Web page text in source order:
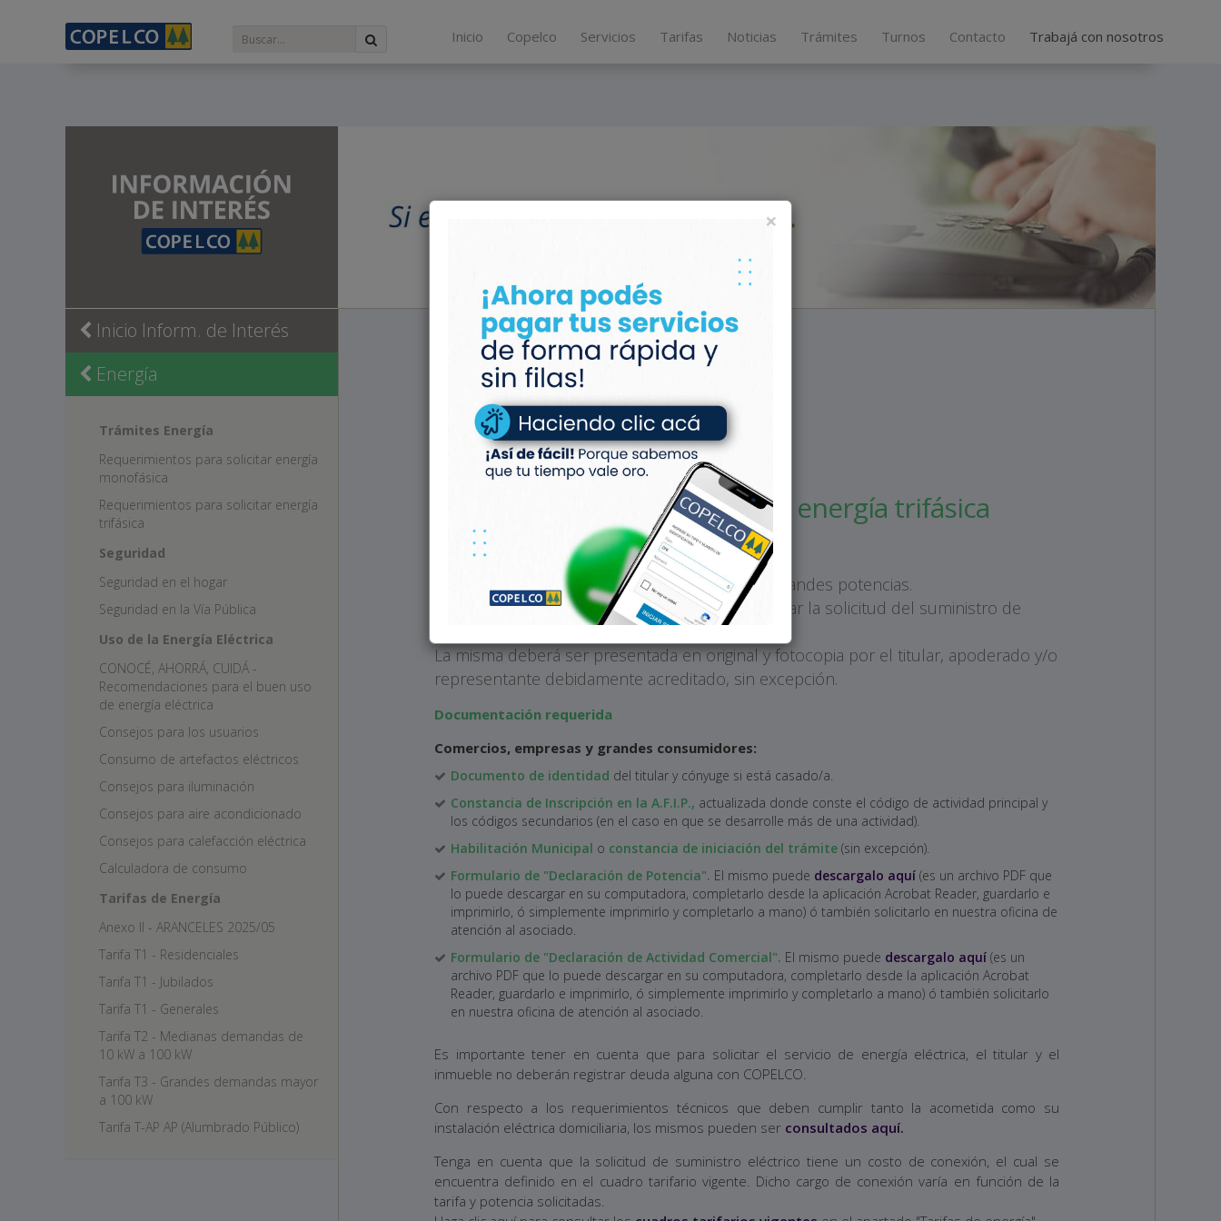
×
Inicio Copelco Servicios Tarifas Noticias Trámites Turnos Contacto Trabajá con nosotros
Inicio Inform. de Interés
Energía
Trámites Energía
Requerimientos para solicitar energía
monofásica
Requerimientos para solicitar energía
trifásica
Seguridad
Seguridad en el hogar
Seguridad en la Vía Pública
Uso de la Energía Eléctrica
CONOCÉ, AHORRÁ, CUIDÁ -
Recomendaciones para el buen uso
de energía eléctrica
Consejos para los usuarios
Consumo de artefactos eléctricos
Consejos para iluminación
Consejos para aire acondicionado
Consejos para calefacción eléctrica
Calculadora de consumo
Tarifas de Energía
Anexo II - ARANCELES 2025/05
Tarifa T1 - Residenciales
Tarifa T1 - Jubilados
Tarifa T1 - Generales
Tarifa T2 - Medianas demandas de
10 kW a 100 kW
Tarifa T3 - Grandes demandas mayor
a 100 kW
Tarifa T-AP AP (Alumbrado Público)
Información de interés
Energía
Trámites Energía
Requerimientos para solicitar energía trifásica
Usualmente para uso comercial, empresas o grandes potencias.
Detalle de documentación requerida para realizar la solicitud del suministro de
energía eléctrica trifásica.
La misma deberá ser presentada en original y fotocopia por el titular, apoderado y/o
representante debidamente acreditado, sin excepción.
Documentación requerida
Comercios, empresas y grandes consumidores:
Documento de identidad del titular y cónyuge si está casado/a.
Constancia de Inscripción en la A.F.I.P., actualizada donde conste el código de actividad principal y
los códigos secundarios (en el caso en que se desarrolle más de una actividad).
Habilitación Municipal o constancia de iniciación del trámite (sin excepción).
Formulario de "Declaración de Potencia". El mismo puede descargalo aquí (es un archivo PDF que
lo puede descargar en su computadora, completarlo desde la aplicación Acrobat Reader, guardarlo e
imprimirlo, ó simplemente imprimirlo y completarlo a mano) ó también solicitarlo en nuestra oficina de
atención al asociado.
Formulario de "Declaración de Actividad Comercial". El mismo puede descargalo aquí (es un
archivo PDF que lo puede descargar en su computadora, completarlo desde la aplicación Acrobat
Reader, guardarlo e imprimirlo, ó simplemente imprimirlo y completarlo a mano) ó también solicitarlo
en nuestra oficina de atención al asociado.
Es importante tener en cuenta que para solicitar el servicio de energía eléctrica, el titular y el
inmueble no deberán registrar deuda alguna con COPELCO.
Con respecto a los requerimientos técnicos que deben cumplir tanto la acometida como su
instalación eléctrica domiciliaria, los mismos pueden ser consultados aquí.
Tenga en cuenta que la solicitud de suministro eléctrico tiene un costo de conexión, el cual se
encuentra definido en el cuadro tarifario vigente. Dicho cargo de conexión varía en función de la
tarifa y potencia solicitadas.